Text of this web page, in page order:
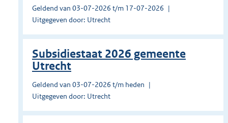
Geldend van 03-07-2026 t/m 17-07-2026
Uitgegeven door: Utrecht
Subsidiestaat 2026 gemeente
Utrecht
Geldend van 03-07-2026 t/m heden
Uitgegeven door: Utrecht